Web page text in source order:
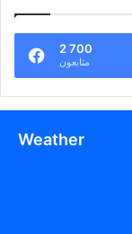
2 700
متابعون
Weather